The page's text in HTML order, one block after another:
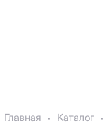
Главная Каталог